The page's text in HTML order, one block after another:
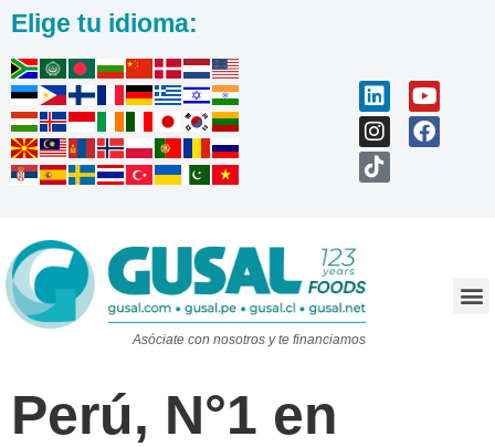
Elige tu idioma:
Asóciate con nosotros y te financiamos
Perú, N°1 en